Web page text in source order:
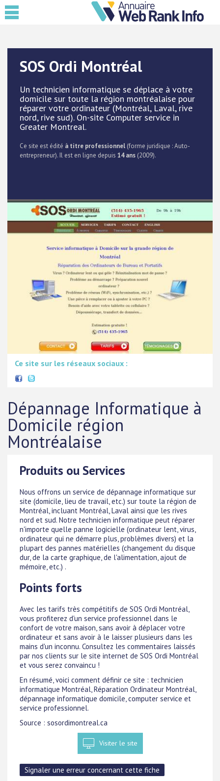
SOS Ordi Montréal
Un technicien informatique se déplace à votre
domicile sur toute la région montréalaise pour
réparer votre ordinateur (Montréal, Laval, rive
nord, rive sud). On-site Computer service in
Greater Montreal.
Ce site est édité à titre professionnel (forme juridique : Auto-
entrepreneur). Il est en ligne depuis 14 ans (2009).
Ce site sur les réseaux sociaux :
Dépannage Informatique à
Domicile région
Montréalaise
Produits ou Services
Nous offrons un service de dépannage informatique sur
site (domicile, lieu de travail, etc.) sur toute la région de
Montréal, incluant Montréal, Laval ainsi que les rives
nord et sud. Notre technicien informatique peut réparer
n'importe quelle panne logicielle (ordinateur lent, virus,
ordinateur qui ne démarre plus, problèmes divers) et la
plupart des pannes matérielles (changement du disque
dur, de la carte graphique, de l'alimentation, ajout de
mémoire, etc.) .
Points forts
Avec les tarifs très compétitifs de SOS Ordi Montréal,
vous profiterez d'un service professionnel dans le
confort de votre maison, sans avoir à déplacer votre
ordinateur et sans avoir à le laisser plusieurs dans les
mains d'un inconnu. Consultez les commentaires laissés
par nos clients sur le site internet de SOS Ordi Montréal
et vous serez convaincu !
En résumé, voici comment définir ce site : technicien
informatique Montréal, Réparation Ordinateur Montréal,
dépannage informatique domicile, computer service et
service professionnel.
Source : sosordimontreal.ca
Visiter le site